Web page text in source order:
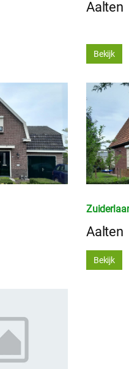
Aalten
Bekijk
Aalten
Bekijk